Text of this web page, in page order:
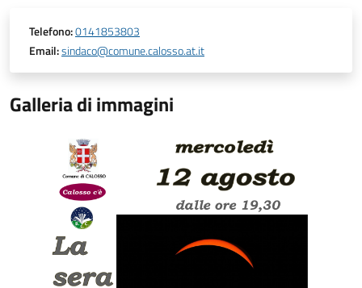
Telefono:0141853803
Email:sindaco@comune.calosso.at.it
Galleria di immagini